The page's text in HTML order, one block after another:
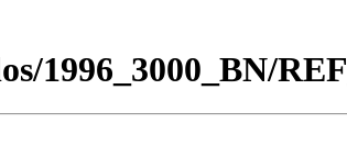
1996_3000_BN/